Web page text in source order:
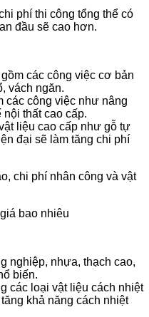
phí thi công tổng thể có
đầu sẽ cao hơn.
các công việc cơ bản
vách ngăn.
các công việc như nâng
nội thất cao cấp.
liệu cao cấp như gỗ tự
đại sẽ làm tăng chi phí
chi phí nhân công và vật
nghiệp, nhựa, thạch cao,
biến.
các loại vật liệu cách nhiệt
khả năng cách nhiệt